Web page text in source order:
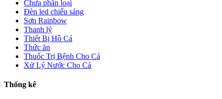
Chưa phân loại
Đèn led chiếu sáng
Sơn Rainbow
Thanh lý
Thiết Bị Hồ Cá
Thức ăn
Thuốc Trị Bệnh Cho Cá
Xử Lý Nước Cho Cá
Thống kê